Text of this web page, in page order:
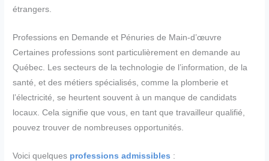
étrangers.
Professions en Demande et Pénuries de Main-d’œuvre
Certaines professions sont particulièrement en demande au
Québec. Les secteurs de la technologie de l’information, de la
santé, et des métiers spécialisés, comme la plomberie et
l’électricité, se heurtent souvent à un manque de candidats
locaux. Cela signifie que vous, en tant que travailleur qualifié,
pouvez trouver de nombreuses opportunités.
Voici quelques professions admissibles :